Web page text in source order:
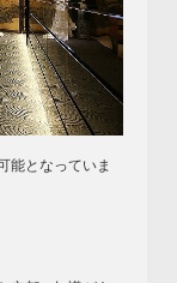
能となっていま